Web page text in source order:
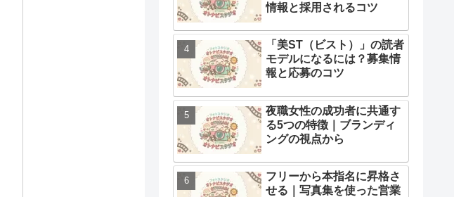
情報と採用されるコツ
「美ST（ビスト）」の読者
モデルになるには？募集情
報と応募のコツ
夜職女性の成功者に共通す
る5つの特徴｜ブランディ
ングの視点から
フリーから本指名に昇格さ
せる｜写真集を使った営業